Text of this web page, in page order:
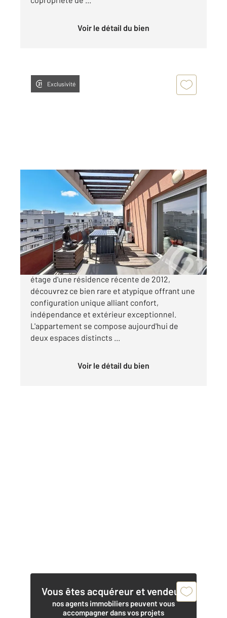
Voir le détail du bien
Exclusivité
LYON 69008
, 3 pièces
Appartement T3 à vendre
250 000 €
SECTEUR MONPLAISIR Situé au 6 et dernier
étage d'une résidence récente de 2012,
découvrez ce bien rare et atypique offrant une
configuration unique alliant confort,
indépendance et extérieur exceptionnel.
L'appartement se compose aujourd'hui de
deux espaces distincts ...
Voir le détail du bien
Vous êtes acquéreur et vendeur,
nos agents immobiliers peuvent vous
accompagner dans vos projets